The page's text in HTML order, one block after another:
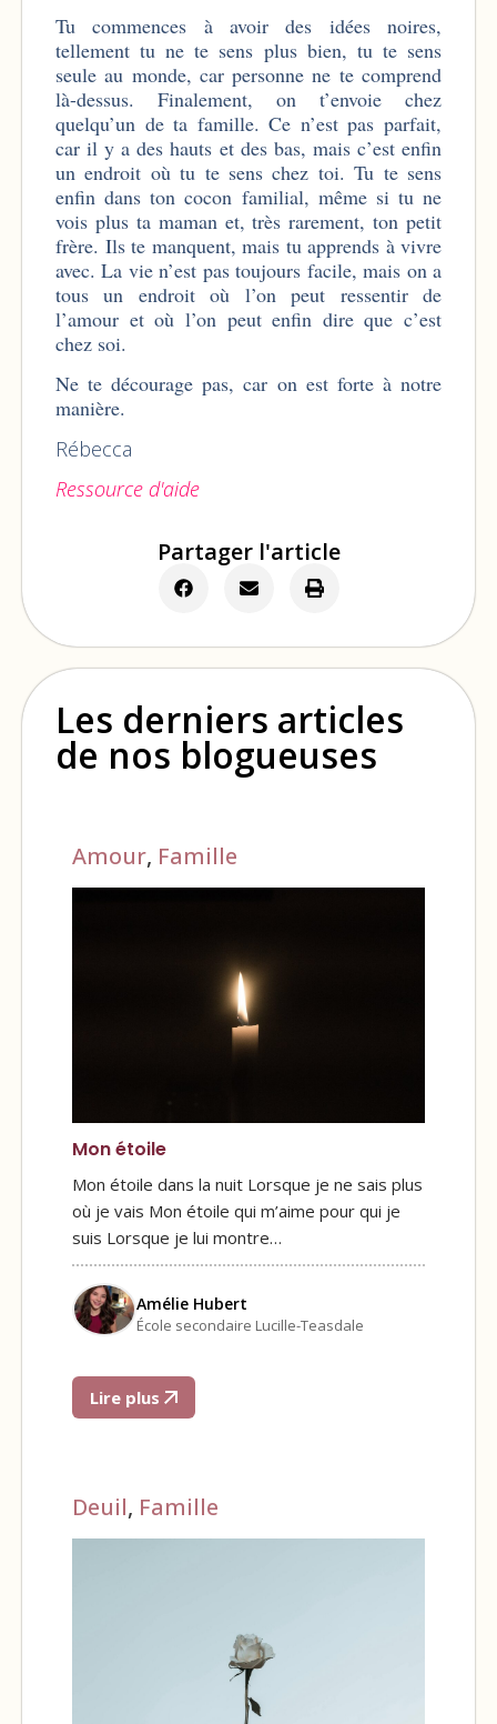
Tu commences à avoir des idées noires,
tellement tu ne te sens plus bien, tu te sens
seule au monde, car personne ne te comprend
là-dessus. Finalement, on t’envoie chez
quelqu’un de ta famille. Ce n’est pas parfait,
car il y a des hauts et des bas, mais c’est enfin
un endroit où tu te sens chez toi. Tu te sens
enfin dans ton cocon familial, même si tu ne
vois plus ta maman et, très rarement, ton petit
frère. Ils te manquent, mais tu apprends à vivre
avec. La vie n’est pas toujours facile, mais on a
tous un endroit où l’on peut ressentir de
l’amour et où l’on peut enfin dire que c’est
chez soi.
Ne te décourage pas, car on est forte à notre
manière.
Rébecca
Ressource d'aide
Partager l'article
Les derniers articles
de nos blogueuses
Amour, Famille
Mon étoile
Mon étoile dans la nuit Lorsque je ne sais plus
où je vais Mon étoile qui m’aime pour qui je
suis Lorsque je lui montre…
Amélie Hubert
École secondaire Lucille-Teasdale
Lire plus
Deuil, Famille